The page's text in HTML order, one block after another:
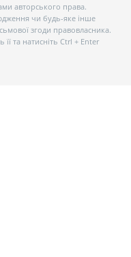
авторського права.
чи будь-яке інше
згоди правовласника.
та натисніть Ctrl + Enter